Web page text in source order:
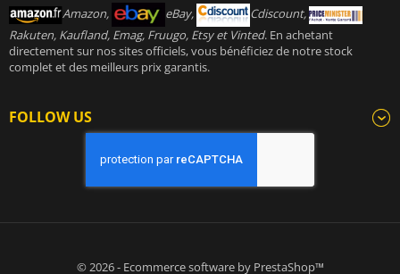
Amazon,
eBay,
Cdiscount,
Rakuten, Kaufland, Emag, Fruugo, Etsy et Vinted. En achetant
directement sur nos sites officiels, vous bénéficiez de notre stock
complet et des meilleurs prix garantis.
FOLLOW US
© 2026 - Ecommerce software by PrestaShop™